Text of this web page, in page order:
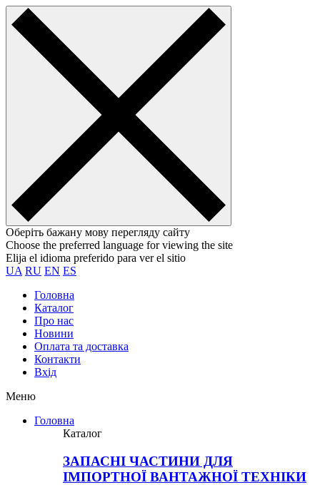
Оберіть бажану мову перегляду сайту
Choose the preferred language for viewing the site
Elija el idioma preferido para ver el sitio
UA RU EN ES
Головна
Каталог
Про нас
Новини
Оплата та доставка
Контакти
Вхiд
Меню
Головна
Каталог
ЗАПАСНІ ЧАСТИНИ ДЛЯ
ІМПОРТНОЇ ВАНТАЖНОЇ ТЕХНІКИ